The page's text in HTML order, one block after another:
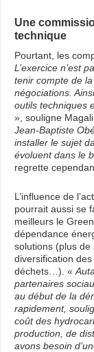
Une
technique
Pourtant, les
L’exercice n’est
tenir compte de
négociations.
outils techniques
», souligne
Jean-Baptiste
installer le sujet
évoluent dans le
regrette
L’influence de
pourrait aussi se
meilleurs le
dépendance
solutions (plus de
diversification
déchets…). «
partenaires
au début de la
rapidement,
coût des
production, de
avons besoin